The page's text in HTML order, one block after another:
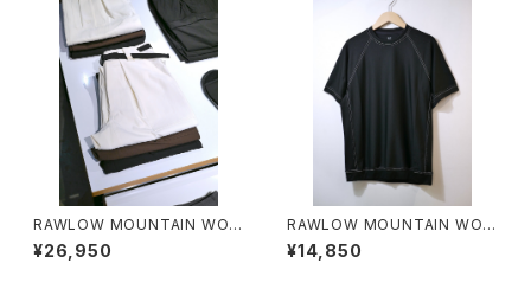
RAWLOW MOUNTAIN WOR
KS / HIKER BAKER PANTS
¥26,950
RAWLOW MOUNTAIN WOR
KS / DAD LITE CREW
¥14,850